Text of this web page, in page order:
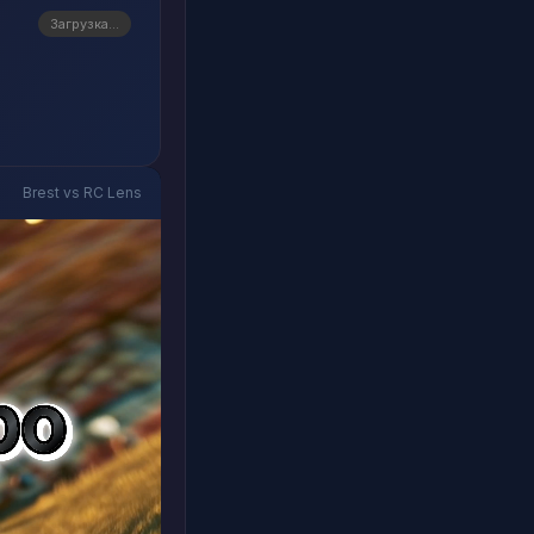
Загрузка...
Brest vs RC Lens